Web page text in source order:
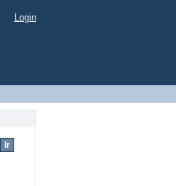
Login